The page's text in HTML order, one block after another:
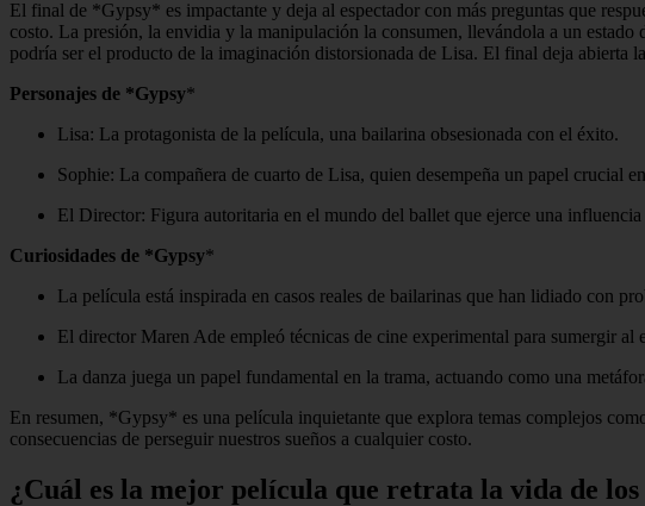
El final de *Gypsy* es impactante y deja al espectador con más preguntas que
costo. La presión, la envidia y la manipulación la consumen, llevándola a un
podría ser el producto de la imaginación distorsionada de Lisa. El final deja abierta
Personajes de *Gypsy*
Lisa: La protagonista de la película, una bailarina obsesionada con el éxito.
Sophie: La compañera de cuarto de Lisa, quien desempeña un papel crucial
El Director: Figura autoritaria en el mundo del ballet que ejerce una
Curiosidades de *Gypsy*
La película está inspirada en casos reales de bailarinas que han lidiado con
El director Maren Ade empleó técnicas de cine experimental para sumergir al
La danza juega un papel fundamental en la trama, actuando como una
En resumen, *Gypsy* es una película inquietante que explora temas complejos
consecuencias de perseguir nuestros sueños a cualquier costo.
¿Cuál es la mejor película que retrata la vida de los